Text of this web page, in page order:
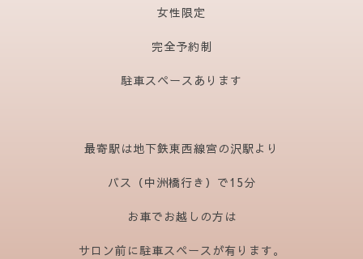
女性限定
完全予約制
駐車スペースあります
最寄駅は地下鉄東西線宮の沢駅より
バス（中洲橋行き）で15分
お車でお越しの方は
サロン前に駐車スペースが有ります。